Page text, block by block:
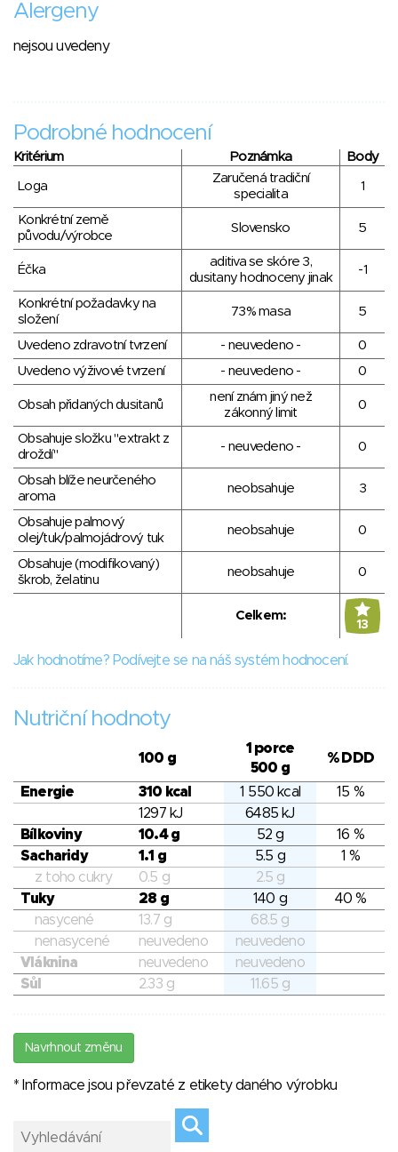
Alergeny
nejsou uvedeny
Podrobné hodnocení
Kritérium Poznámka Body
Loga
Zaručená tradiční
specialita
1
Konkrétní země
původu/výrobce
Slovensko 5
Éčka
aditiva se skóre 3,
dusitany hodnoceny jinak
-1
Konkrétní požadavky na
složení
73% masa 5
Uvedeno zdravotní tvrzení - neuvedeno -
0
Uvedeno výživové tvrzení
- neuvedeno - 0
Obsah přidaných dusitanů
není znám jiný než
zákonný limit
0
Obsahuje složku "extrakt z
droždí"
- neuvedeno - 0
Obsah blíže neurčeného
aroma
neobsahuje 3
Obsahuje palmový
olej/tuk/palmojádrový tuk
neobsahuje 0
Obsahuje (modifikovaný)
škrob, želatinu
neobsahuje 0
Celkem:
13
Jak hodnotíme? Podívejte se na náš systém hodnocení.
Nutriční hodnoty
100 g
1 porce
500 g
% DDD
Energie 310 kcal 1 550 kcal
15 %
1297 kJ
6485 kJ
Bílkoviny
10.4 g 52 g
16 %
Sacharidy
1.1 g 5.5 g
1 %
z toho cukry
0.5 g
2.5 g
Tuky
28 g 140 g
40 %
nasycené
13.7 g
68.5 g
nenasycené
neuvedeno
neuvedeno
Vláknina
neuvedeno
neuvedeno
Sůl
2.33 g 11.65 g
Navrhnout změnu
* Informace jsou převzaté z etikety daného výrobku